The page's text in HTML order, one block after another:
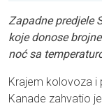
Zapadne predjele
koje donose
noć sa
Krajem kolovoza i
Kanade zahvatio